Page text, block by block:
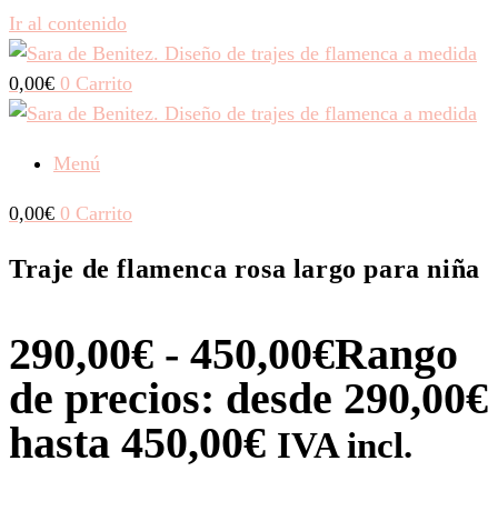
Ir al contenido
0,00€ 0 Carrito
Menú
0,00€ 0 Carrito
Traje de flamenca rosa largo para niña
290,00€ - 450,00€Rango
de precios: desde 290,00€
hasta 450,00€ IVA incl.